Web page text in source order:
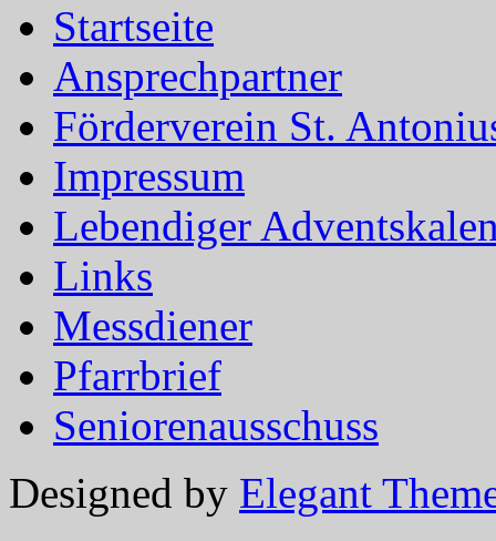
Startseite
Ansprechpartner
Förderverein St.
Impressum
Lebendiger
Links
Messdiener
Pfarrbrief
Seniorenausschuss
Designed by Elegant